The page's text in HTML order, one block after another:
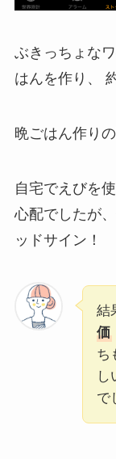
ぶきっちょな
はんを作り、
晩ごはん作り
自宅でえびを
心配でしたが
ッドサイン！
結
価
ち
し
で